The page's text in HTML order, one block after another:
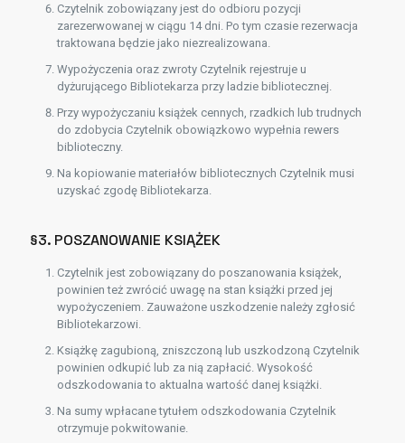
Czytelnik zobowiązany jest do odbioru pozycji
zarezerwowanej w ciągu 14 dni. Po tym czasie rezerwacja
traktowana będzie jako niezrealizowana.
Wypożyczenia oraz zwroty Czytelnik rejestruje u
dyżurującego Bibliotekarza przy ladzie bibliotecznej.
Przy wypożyczaniu książek cennych, rzadkich lub trudnych
do zdobycia Czytelnik obowiązkowo wypełnia rewers
biblioteczny.
Na kopiowanie materiałów bibliotecznych Czytelnik musi
uzyskać zgodę Bibliotekarza.
§3. POSZANOWANIE KSIĄŻEK
Czytelnik jest zobowiązany do poszanowania książek,
powinien też zwrócić uwagę na stan książki przed jej
wypożyczeniem. Zauważone uszkodzenie należy zgłosić
Bibliotekarzowi.
Książkę zagubioną, zniszczoną lub uszkodzoną Czytelnik
powinien odkupić lub za nią zapłacić. Wysokość
odszkodowania to aktualna wartość danej książki.
Na sumy wpłacane tytułem odszkodowania Czytelnik
otrzymuje pokwitowanie.